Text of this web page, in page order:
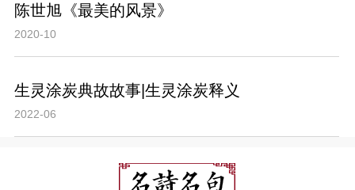
陈世旭《最美的风景》
2020-10
生灵涂炭典故故事|生灵涂炭释义
2022-06